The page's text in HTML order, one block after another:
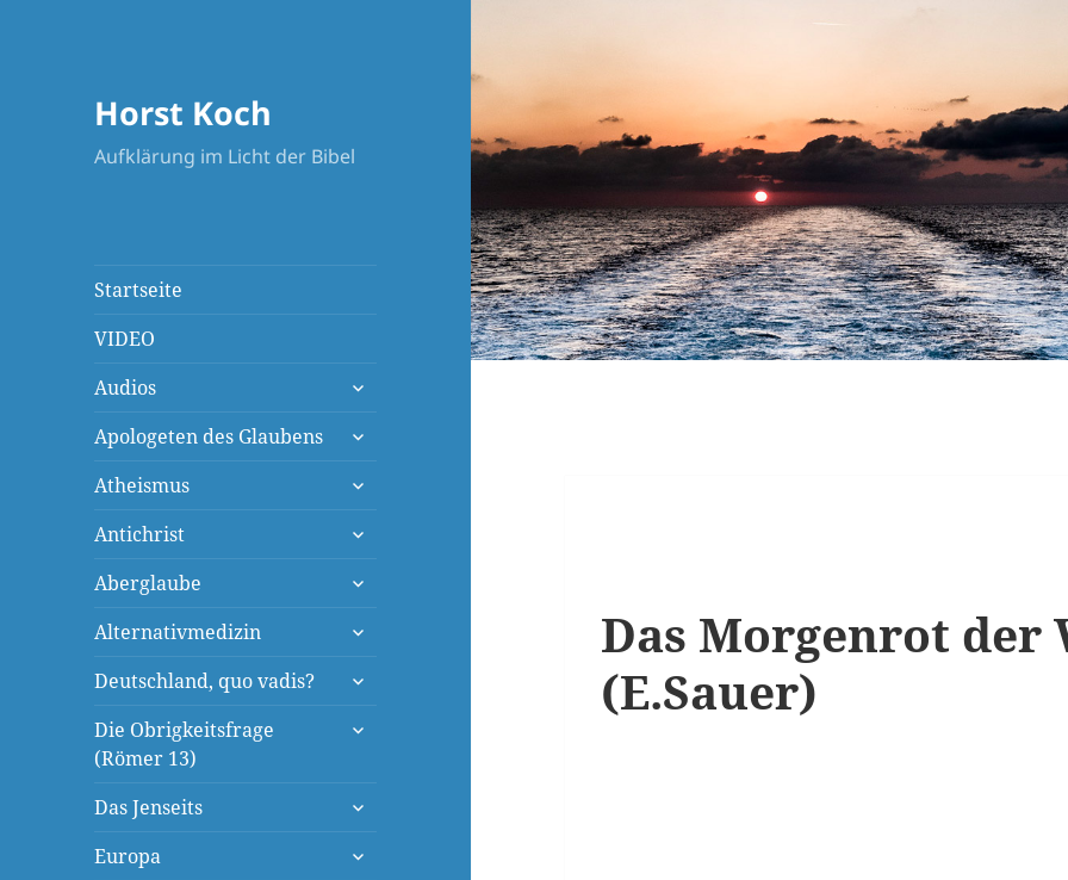
Horst Koch
Aufklärung im Licht der Bibel
Startseite
VIDEO
Audios
untermenü
Apologeten des Glaubens
untermenü
Atheismus
untermenü
Antichrist
untermenü
Aberglaube
untermenü
Alternativmedizin
untermenü
Deutschland, quo vadis?
untermenü
Die Obrigkeitsfrage
(Römer 13)
untermenü
Das Jenseits
untermenü
Europa
untermenü
Das Morgenrot der
(E.Sauer)